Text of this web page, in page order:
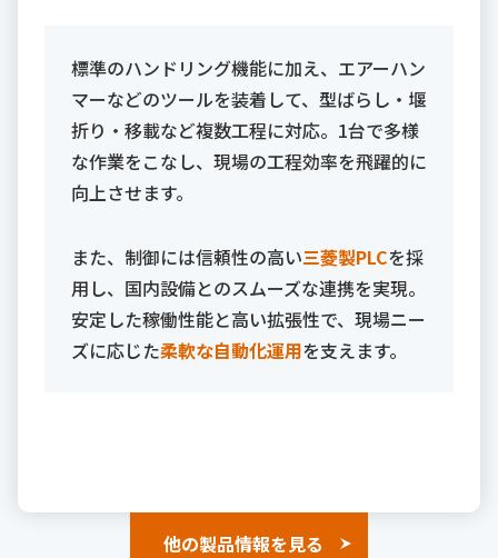
標準のハンドリング機能に加え、エアーハン
マーなどのツールを装着して、型ばらし・堰
折り・移載など複数工程に対応。1台で多様
な作業をこなし、現場の工程効率を飛躍的に
向上させます。
また、制御には信頼性の高い三菱製PLCを採
用し、国内設備とのスムーズな連携を実現。
安定した稼働性能と高い拡張性で、現場ニー
ズに応じた柔軟な自動化運用を支えます。
他の製品情報を見る